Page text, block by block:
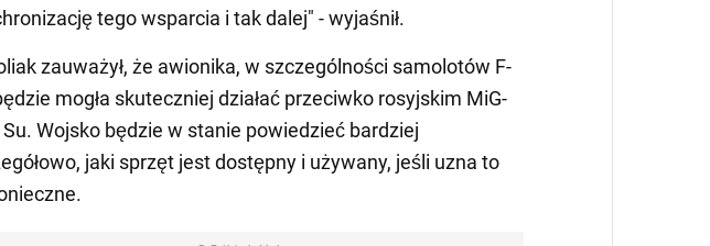
tego wsparcia i tak dalej" - wyjaśnił.
zauważył, że awionika, w szczególności samolotów F-
mogła skuteczniej działać przeciwko rosyjskim MiG-
Wojsko będzie w stanie powiedzieć bardziej
jaki sprzęt jest dostępny i używany, jeśli uzna to